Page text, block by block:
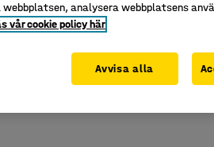
analysera webbplatsens
vår cookie policy här
Avvisa alla